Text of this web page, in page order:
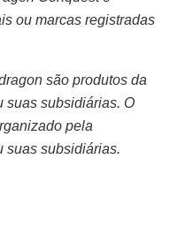
ou marcas registradas
são produtos da
suas subsidiárias. O
pela
suas subsidiárias.